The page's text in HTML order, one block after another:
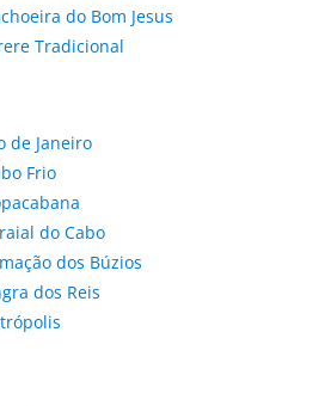
do Bom Jesus
Tradicional
de Janeiro
Frio
do Cabo
dos Búzios
dos Reis